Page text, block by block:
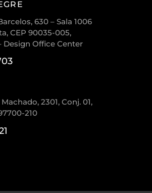
630 – Sala 1006
CEP 90035-005,
Design Office Center
2301, Conj. 01,
210